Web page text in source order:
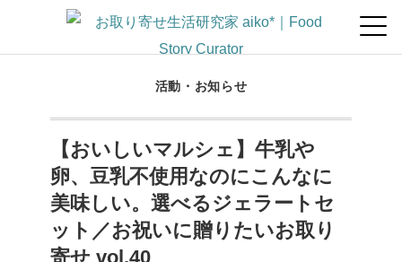
活動・お知らせ
【おいしいマルシェ】牛乳や
卵、豆乳不使用なのにこんなに
美味しい。選べるジェラートセ
ット／お祝いに贈りたいお取り
寄せ vol.40